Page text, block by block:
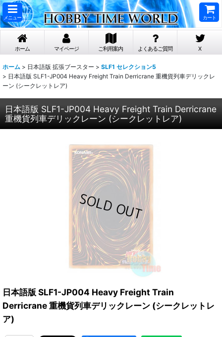
メニュー カート
ホーム マイページ ご利用案内 よくあるご質問 X
ホーム > 日本語版 拡張ブースター > SLF1 セレクション5
> 日本語版 SLF1-JP004 Heavy Freight Train Derricrane 重機貨列車デリックレ
ーン (シークレットレア)
日本語版 SLF1-JP004 Heavy Freight Train Derricrane
重機貨列車デリックレーン (シークレットレア)
日本語版 SLF1-JP004 Heavy Freight Train
Derricrane 重機貨列車デリックレーン (シークレットレ
ア)